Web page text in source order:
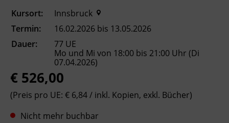
Kursformat
Präsenzunterricht
Leitung
Fachtrainer_in
Abschluss
Kursort:
Innsbruck
Termin:
16.02.2026 bis 13.05.2026
Dauer:
77 UE
Mo und Mi von 18:00 bis 21:00 Uhr (Di
07.04.2026)
€ 526,00
(Preis pro UE: € 6,84 / inkl. Kopien, exkl. Bücher)
Nicht mehr buchbar